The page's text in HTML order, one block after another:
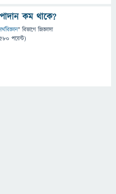
কম থাকে?
" বিভাগে জিজ্ঞাসা
পয়েন্ট)